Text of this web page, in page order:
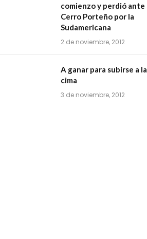
comienzo y perdió ante
Cerro Porteño por la
Sudamericana
2 de noviembre, 2012
A ganar para subirse a la
cima
3 de noviembre, 2012